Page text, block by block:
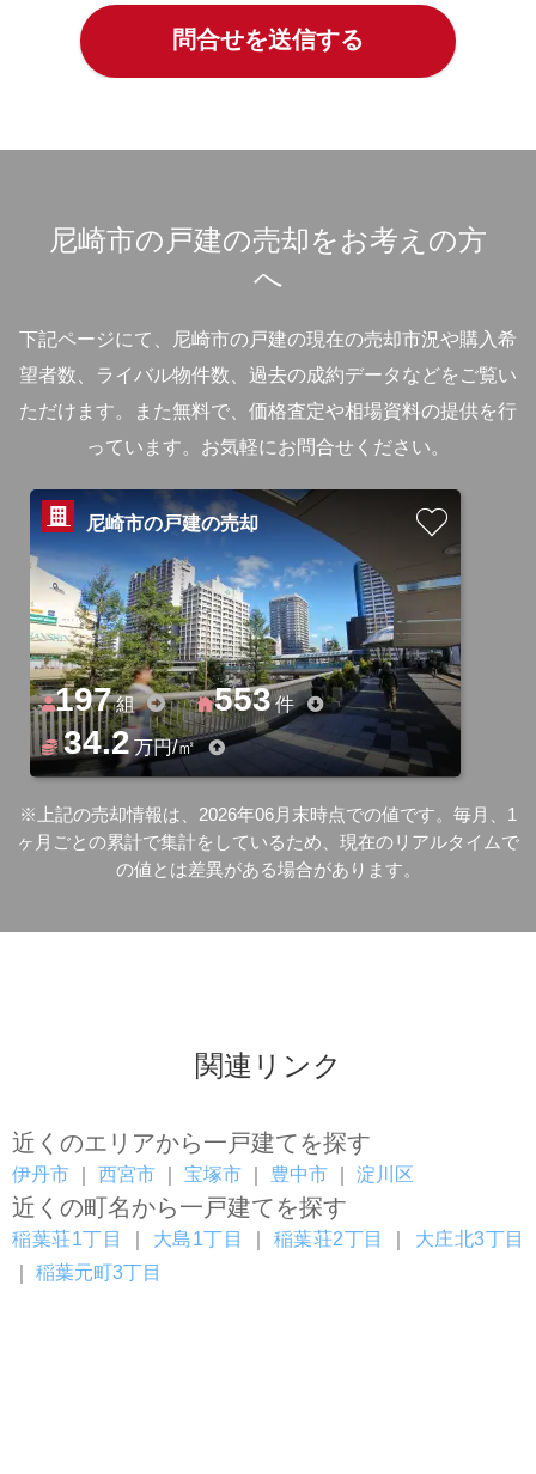
尼崎市の戸建の売却をお考えの方
へ
下記ページにて、尼崎市の戸建の現在の売却市況や購入希
望者数、ライバル物件数、過去の成約データなどをご覧い
ただけます。
また無料で、価格査定や相場資料の提供を行
っています。お気軽にお問合せください。
尼崎市の戸建の売却
197組 553件
34.2万円/㎡
※上記の売却情報は、2026年06月末時点での値です。毎月、1
ヶ月ごとの累計で集計をしているため、現在のリアルタイムで
の値とは差異がある場合があります。
関連リンク
近くのエリアから一戸建てを探す
伊丹市 西宮市 宝塚市 豊中市 淀川区
近くの町名から一戸建てを探す
稲葉荘1丁目 大島1丁目 稲葉荘2丁目
大庄北3丁目
稲葉元町3丁目